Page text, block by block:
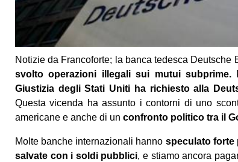
Notizie da Francoforte; la banca tedesca Deutsche
svolto operazioni illegali sui mutui subprime.
Giustizia degli Stati Uniti ha richiesto alla
Questa vicenda ha assunto i contorni di uno
americane e anche di un confronto politico tra il
Molte banche internazionali hanno speculato forte
salvate con i soldi pubblici, e stiamo ancora